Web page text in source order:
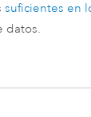
suficientes en
datos.